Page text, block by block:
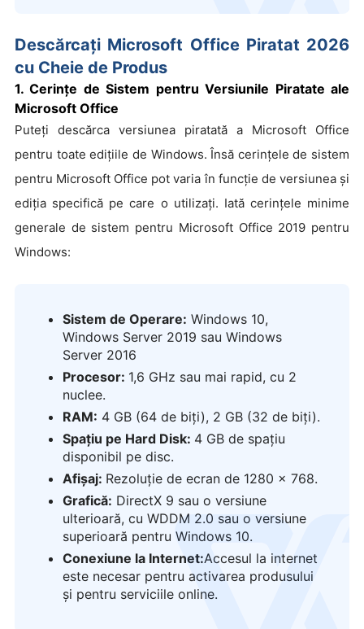
Descărcați Microsoft Office Piratat 2026
cu Cheie de Produs
1. Cerințe de Sistem pentru Versiunile Piratate ale
Microsoft Office
Puteți descărca versiunea piratată a Microsoft Office
pentru toate edițiile de Windows. Însă cerințele de sistem
pentru Microsoft Office pot varia în funcție de versiunea și
ediția specifică pe care o utilizați. Iată cerințele minime
generale de sistem pentru Microsoft Office 2019 pentru
Windows:
Sistem de Operare: Windows 10,
Windows Server 2019 sau Windows
Server 2016
Procesor: 1,6 GHz sau mai rapid, cu 2
nuclee.
RAM: 4 GB (64 de biți), 2 GB (32 de biți).
Spațiu pe Hard Disk: 4 GB de spațiu
disponibil pe disc.
Afișaj: Rezoluție de ecran de 1280 x 768.
Grafică: DirectX 9 sau o versiune
ulterioară, cu WDDM 2.0 sau o versiune
superioară pentru Windows 10.
Conexiune la Internet:Accesul la internet
este necesar pentru activarea produsului
și pentru serviciile online.
logo